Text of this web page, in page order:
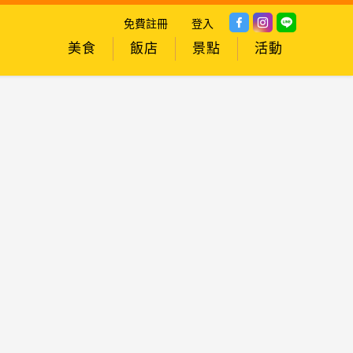
免費註冊 登入
美食 飯店 景點 活動